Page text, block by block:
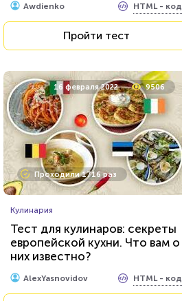
Awdienko HTML - код
Пройти тест
16 февраля 2022 9506
Проходили 1716 раз
Кулинария
Тест для кулинаров: секреты
европейской кухни. Что вам о
них известно?
AlexYasnovidov HTML - код